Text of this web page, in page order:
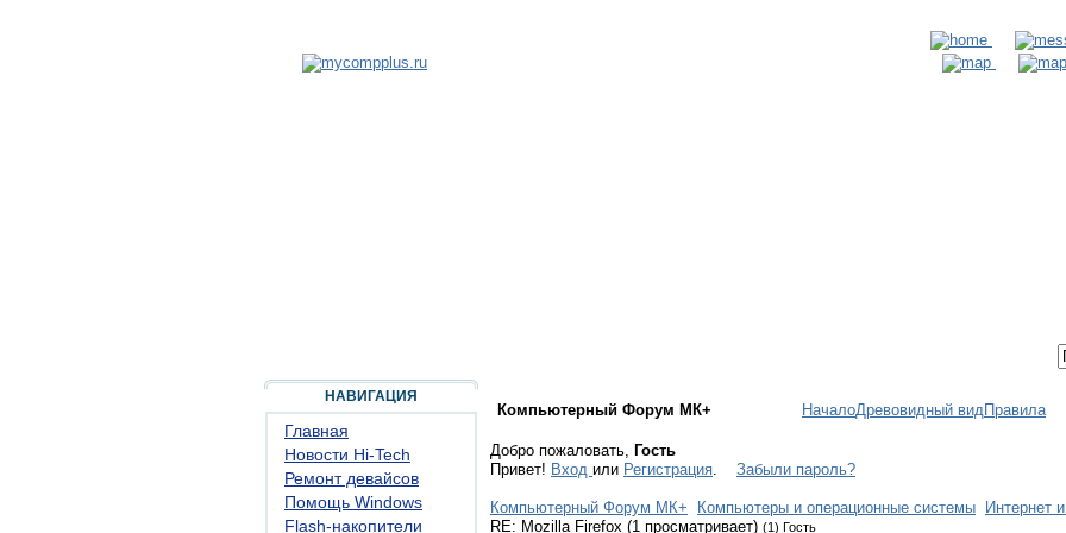
НАВИГАЦИЯ
Главная
Новости Hi-Tech
Ремонт девайсов
Помощь Windows
Flash-накопители
Компьютерный Форум МК+ НачалоДревовидный видПравила
Добро пожаловать, Гость
Привет! Вход или Регистрация. Забыли пароль?
Компьютерный Форум МК+ Компьютеры и операционные системы
Интернет
RE: Mozilla Firefox (1 просматривает) (1) Гость